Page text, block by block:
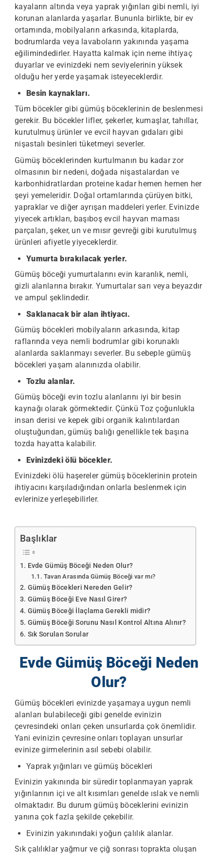
kayaların altında veya yaprak yığınları gibi nemli, iyi
korunan alanlarda yaşarlar. Bununla birlikte, bir ev
ortamında, mobilyaların arkasında, kitaplarda,
bodrumlarda veya lavaboların yakınında yaşama
eğilimindedirler. Hayatta kalmak için neme ihtiyaç
duyarlar ve evinizdeki nem seviyelerinin yüksek
olduğu her yerde yaşamak isteyeceklerdir.
Besin kaynakları.
Tüm böcekler gibi gümüş böceklerinin de beslenmesi
gerekir. Bu böcekler lifler, şekerler, kumaşlar, tahıllar,
kurutulmuş ürünler ve evcil hayvan gıdaları gibi
nişastalı besinleri tüketmeyi severler.
Gümüş böceklerinden kurtulmanın bu kadar zor
olmasının bir nedeni, doğada nişastalardan ve
karbonhidratlardan proteine kadar hemen hemen her
şeyi yemeleridir. Doğal ortamlarında çürüyen bitki,
yapraklar ve diğer ayrışan maddeleri yerler. Evinizde
yiyecek artıkları, başıboş evcil hayvan maması
parçaları, şeker, un ve mısır gevreği gibi kurutulmuş
ürünleri afiyetle yiyeceklerdir.
Yumurta bırakılacak yerler.
Gümüş böceği yumurtalarını evin karanlık, nemli,
gizli alanlarına bırakır. Yumurtalar sarı veya beyazdır
ve ampul şeklindedir.
Saklanacak bir alan ihtiyacı.
Gümüş böcekleri mobilyaların arkasında, kitap
raflarında veya nemli bodrumlar gibi korunaklı
alanlarda saklanmayı severler. Bu sebeple gümüş
böcekleri yaşam alanınızda olabilir.
Tozlu alanlar.
Gümüş böceği evin tozlu alanlarını iyi bir besin
kaynağı olarak görmektedir. Çünkü Toz çoğunlukla
insan derisi ve kepek gibi organik kalıntılardan
oluştuğundan, gümüş balığı genellikle tek başına
tozda hayatta kalabilir.
Evinizdeki ölü böcekler.
Evinizdeki ölü haşereler gümüş böceklerinin protein
ihtiyacını karşıladığından onlarla beslenmek için
evlerinize yerleşebilirler.
Başlıklar
Evde Gümüş Böceği Neden Olur?
Tavan Arasında Gümüş Böceği var mı?
Gümüş Böcekleri Nereden Gelir?
Gümüş Böceği Eve Nasıl Girer?
Gümüş Böceği İlaçlama Gerekli midir?
Gümüş Böceği Sorunu Nasıl Kontrol Altına Alınır?
Sık Sorulan Sorular
Evde Gümüş Böceği Neden
Olur?
Gümüş böcekleri evinizde yaşamaya uygun nemli
alanları bulabileceği gibi genelde evinizin
çevresindeki onları çeken unsurlarda çok önemlidir.
Yani evinizin çevresine onları toplayan unsurlar
evinize girmelerinin asıl sebebi olabilir.
Yaprak yığınları ve gümüş böcekleri
Evinizin yakınında bir süredir toplanmayan yaprak
yığınlarının içi ve alt kısımları genelde ıslak ve nemli
olmaktadır. Bu durum gümüş böceklerini evinizin
yanına çok fazla şekilde çekebilir.
Evinizin yakınındaki yoğun çalılık alanlar.
Sık çalılıklar yağmur ve çiğ sonrası toprakta oluşan